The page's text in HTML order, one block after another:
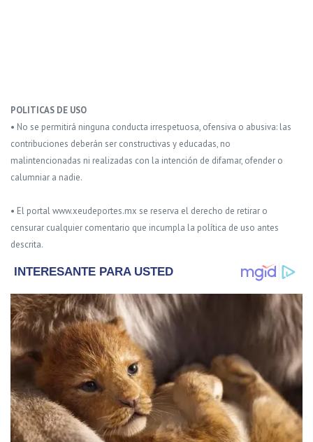
POLITICAS DE USO
• No se permitirá ninguna conducta irrespetuosa, ofensiva o abusiva: las
contribuciones deberán ser constructivas y educadas, no
malintencionadas ni realizadas con la intención de difamar, ofender o
calumniar a nadie.
• El portal www.xeudeportes.mx se reserva el derecho de retirar o
censurar cualquier comentario que incumpla la política de uso antes
descrita.